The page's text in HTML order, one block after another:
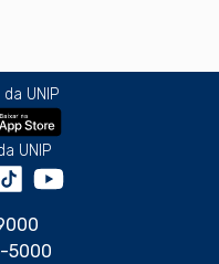
UNIP
UNIP
5000